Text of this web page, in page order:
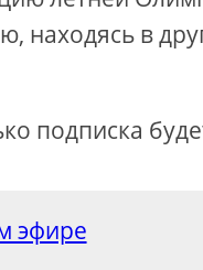
находясь в
подписка
эфире